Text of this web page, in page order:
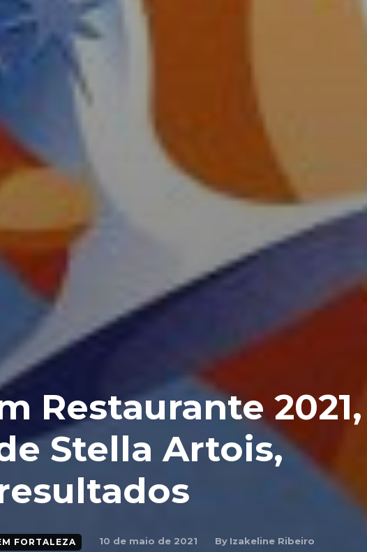
Restaurante 2021,
Stella Artois,
FORTALEZA 10 de maio de 2021 By Izakeline Ribeiro